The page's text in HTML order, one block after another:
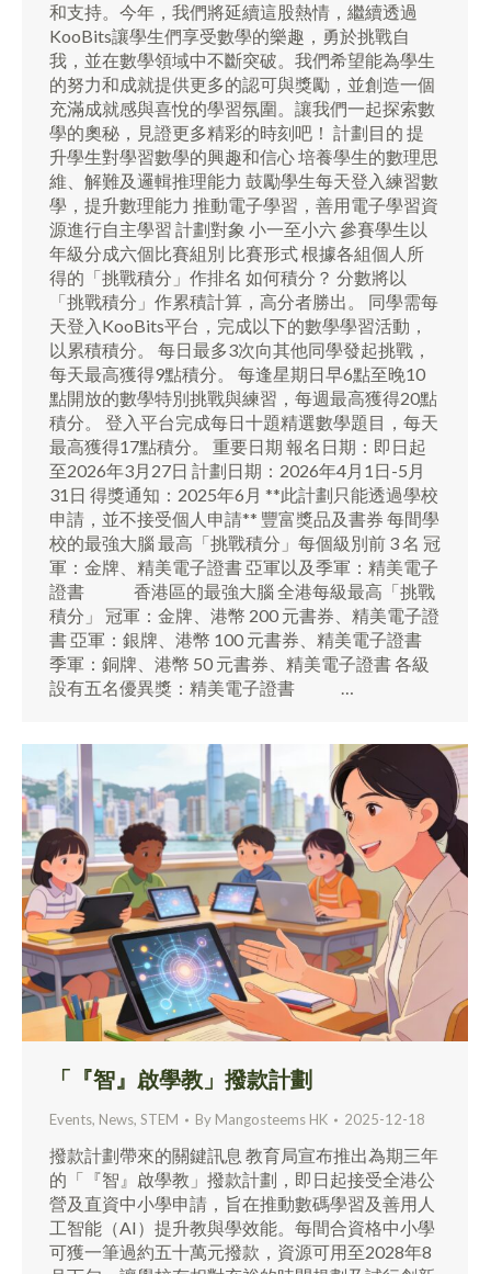
和支持。今年，我們將延續這股熱情，繼續透過
KooBits讓學生們享受數學的樂趣，勇於挑戰自
我，並在數學領域中不斷突破。我們希望能為學生
的努力和成就提供更多的認可與獎勵，並創造一個
充滿成就感與喜悅的學習氛圍。讓我們一起探索數
學的奧秘，見證更多精彩的時刻吧！ 計劃目的 提
升學生對學習數學的興趣和信心 培養學生的數理思
維、解難及邏輯推理能力 鼓勵學生每天登入練習數
學，提升數理能力 推動電子學習，善用電子學習資
源進行自主學習 計劃對象 小一至小六 參賽學生以
年級分成六個比賽組別 比賽形式 根據各組個人所
得的「挑戰積分」作排名 如何積分？ 分數將以
「挑戰積分」作累積計算，高分者勝出。 同學需每
天登入KooBits平台，完成以下的數學學習活動，
以累積積分。 每日最多3次向其他同學發起挑戰，
每天最高獲得9點積分。 每逢星期日早6點至晚10
點開放的數學特別挑戰與練習，每週最高獲得20點
積分。 登入平台完成每日十題精選數學題目，每天
最高獲得17點積分。 重要日期 報名日期：即日起
至2026年3月27日 計劃日期：2026年4月1日-5月
31日 得獎通知：2025年6月 **此計劃只能透過學校
申請，並不接受個人申請** 豐富獎品及書券 每間學
校的最強大腦 最高「挑戰積分」每個級別前 3 名 冠
軍：金牌、精美電子證書 亞軍以及季軍：精美電子
證書 香港區的最強大腦 全港每級最高「挑戰
積分」 冠軍：金牌、港幣 200 元書券、精美電子證
書 亞軍：銀牌、港幣 100 元書券、精美電子證書
季軍：銅牌、港幣 50 元書券、精美電子證書 各級
設有五名優異獎：精美電子證書 …
「『智』啟學教」撥款計劃
Events, News, STEM By Mangosteems HK 2025-12-18
撥款計劃帶來的關鍵訊息 教育局宣布推出為期三年
的「『智』啟學教」撥款計劃，即日起接受全港公
營及直資中小學申請，旨在推動數碼學習及善用人
工智能（AI）提升教與學效能。每間合資格中小學
可獲一筆過約五十萬元撥款，資源可用至2028年8